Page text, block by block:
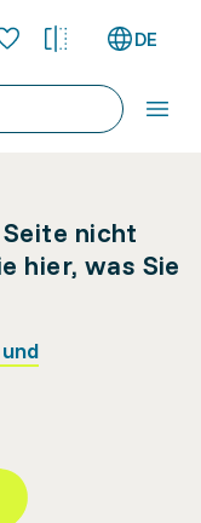
DE
nicht
hier, was Sie